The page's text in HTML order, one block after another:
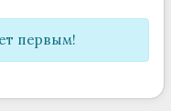
первым!